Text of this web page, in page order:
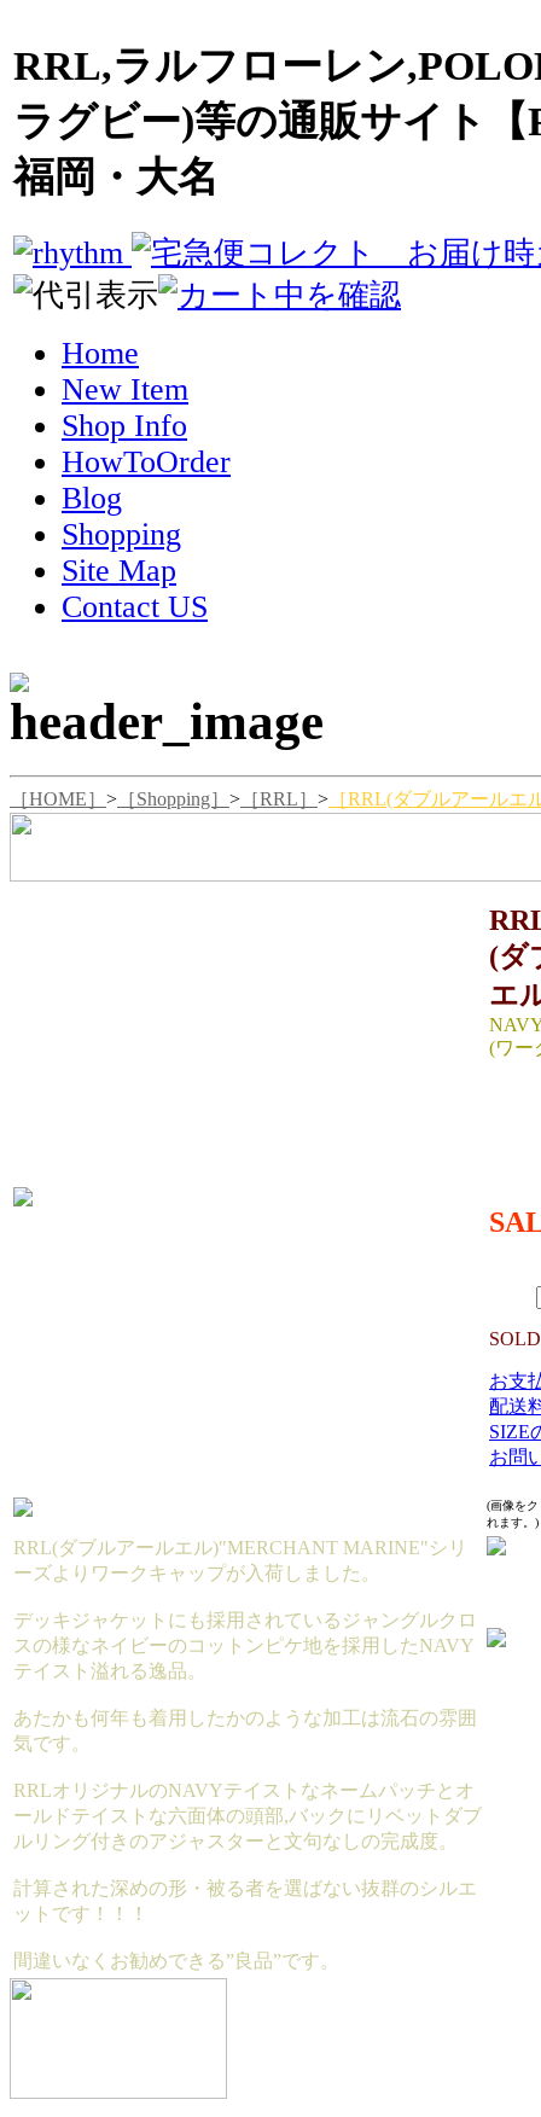
RRL,ラルフローレン
ラグビー)等の通販サイト
福岡・大名
Home
New Item
Shop Info
HowToOrder
Blog
Shopping
Site Map
Contact US
［HOME］ > ［Shopping］ > ［RRL］ > ［RRL(ダブルアール
(ダ
エ
(ワー
お支
配送
SIZE
お問
(画像を
れます。)
RRL(ダブルアールエル)"MERCHANT MARINE"シリ
ーズよりワークキャップが入荷しました。
デッキジャケットにも採用されているジャングルクロ
スの様なネイビーのコットンピケ地を採用したNAVY
テイスト溢れる逸品。
あたかも何年も着用したかのような加工は流石の雰囲
気です。
RRLオリジナルのNAVYテイストなネームパッチとオ
ールドテイストな六面体の頭部,バックにリベットダブ
ルリング付きのアジャスターと文句なしの完成度。
計算された深めの形・被る者を選ばない抜群のシルエ
ットです！！！
間違いなくお勧めできる”良品”です。